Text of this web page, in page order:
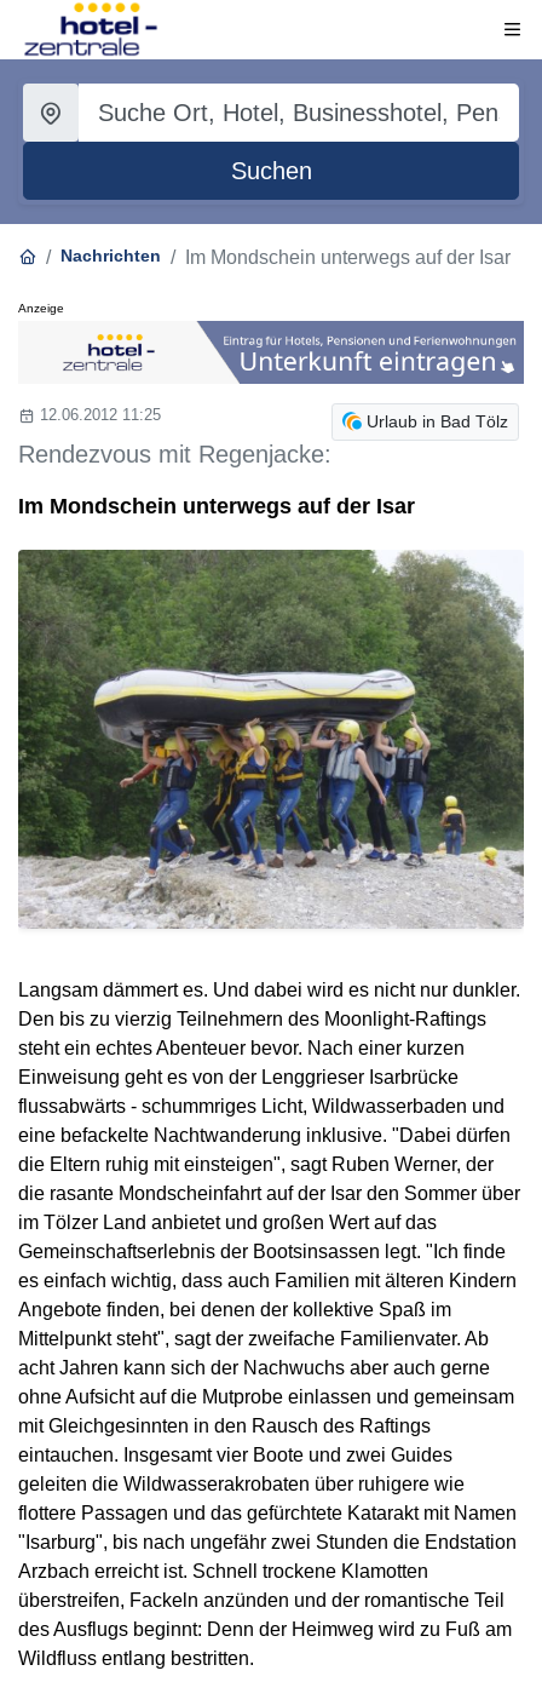
Suchen
Nachrichten Im Mondschein unterwegs auf der Isar
Anzeige
Urlaub in Bad Tölz
12.06.2012 11:25
Rendezvous mit Regenjacke:
Im Mondschein unterwegs auf der Isar
Langsam dämmert es. Und dabei wird es nicht nur dunkler.
Den bis zu vierzig Teilnehmern des Moonlight-Raftings
steht ein echtes Abenteuer bevor. Nach einer kurzen
Einweisung geht es von der Lenggrieser Isarbrücke
flussabwärts - schummriges Licht, Wildwasserbaden und
eine befackelte Nachtwanderung inklusive. "Dabei dürfen
die Eltern ruhig mit einsteigen", sagt Ruben Werner, der
die rasante Mondscheinfahrt auf der Isar den Sommer über
im Tölzer Land anbietet und großen Wert auf das
Gemeinschaftserlebnis der Bootsinsassen legt. "Ich finde
es einfach wichtig, dass auch Familien mit älteren Kindern
Angebote finden, bei denen der kollektive Spaß im
Mittelpunkt steht", sagt der zweifache Familienvater. Ab
acht Jahren kann sich der Nachwuchs aber auch gerne
ohne Aufsicht auf die Mutprobe einlassen und gemeinsam
mit Gleichgesinnten in den Rausch des Raftings
eintauchen. Insgesamt vier Boote und zwei Guides
geleiten die Wildwasserakrobaten über ruhigere wie
flottere Passagen und das gefürchtete Katarakt mit Namen
"Isarburg", bis nach ungefähr zwei Stunden die Endstation
Arzbach erreicht ist. Schnell trockene Klamotten
überstreifen, Fackeln anzünden und der romantische Teil
des Ausflugs beginnt: Denn der Heimweg wird zu Fuß am
Wildfluss entlang bestritten.